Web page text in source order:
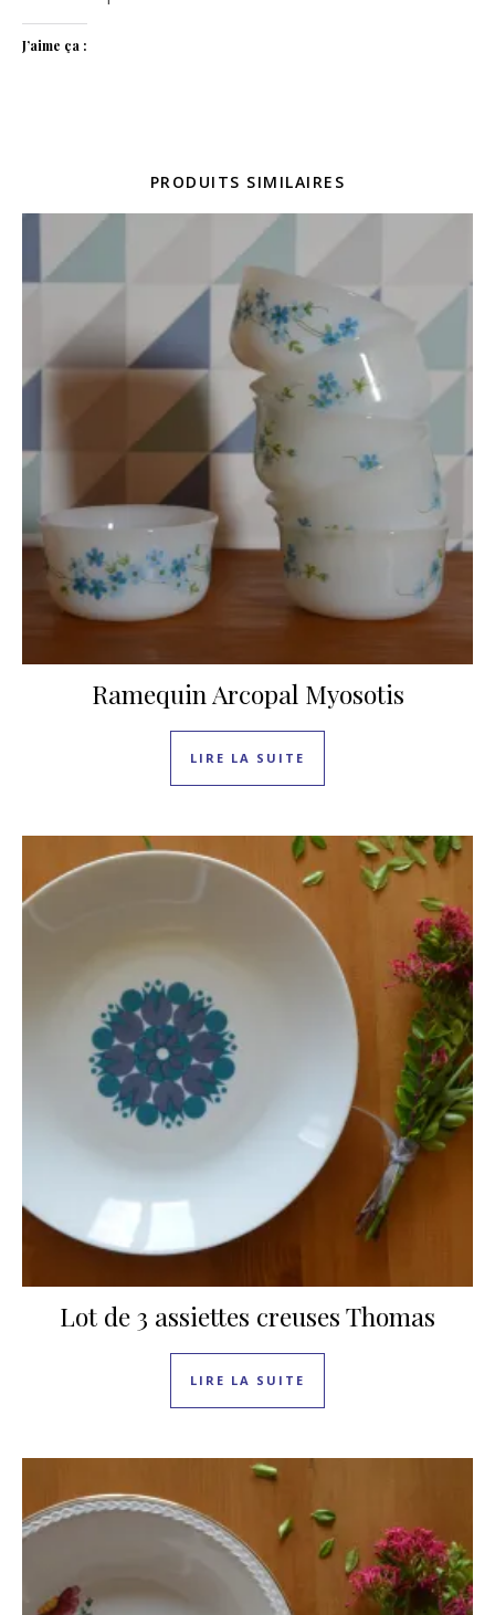
J’aime ça :
PRODUITS SIMILAIRES
Ramequin Arcopal Myosotis
LIRE LA SUITE
Lot de 3 assiettes creuses Thomas
LIRE LA SUITE